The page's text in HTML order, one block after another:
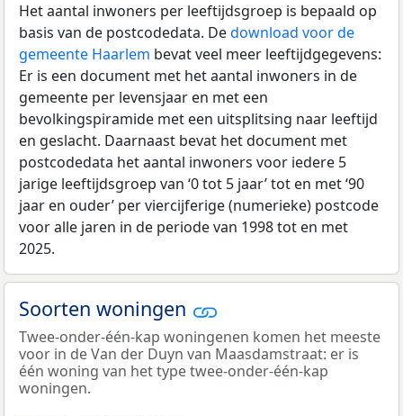
Het aantal inwoners per leeftijdsgroep is bepaald op
basis van de postcodedata. Dedownload voor de
gemeente Haarlem bevat veel meer leeftijdgegevens:
Er is een document met het aantal inwoners in de
gemeente per levensjaar en met een
bevolkingspiramide met een uitsplitsing naar leeftijd
en geslacht. Daarnaast bevat het document met
postcodedata het aantal inwoners voor iedere 5
jarige leeftijdsgroep van ‘0 tot 5 jaar’ tot en met ‘90
jaar en ouder’ per viercijferige (numerieke) postcode
voor alle jaren in de periode van 1998 tot en met
2025.
Soorten woningen
Twee-onder-één-kap woningenen komen het meeste
voor in de Van der Duyn van Maasdamstraat: er is
één woning van het type twee-onder-één-kap
woningen.